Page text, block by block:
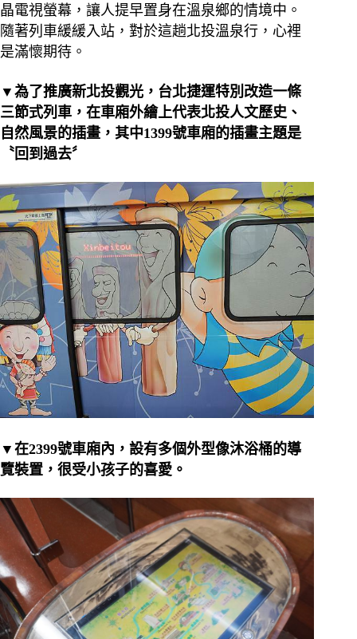
晶電視螢幕，讓人提早置身在溫泉鄉的情境中。
隨著列車緩緩入站，對於這趟北投溫泉行，心裡
是滿懷期待。
▼為了推廣新北投觀光，台北捷運特別改造一條
三節式列車，在車廂外繪上代表北投人文歷史、
自然風景的插畫，其中1399號車廂的插畫主題是
〝回到過去〞
▼在2399號車廂內，設有多個外型像沐浴桶的導
覽裝置，很受小孩子的喜愛。